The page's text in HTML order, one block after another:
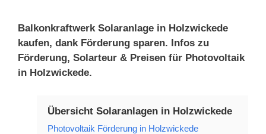
Balkonkraftwerk Solaranlage in Holzwickede
kaufen, dank Förderung sparen. Infos zu
Förderung, Solarteur & Preisen für Photovoltaik
in Holzwickede.
Übersicht Solaranlagen in Holzwickede
Photovoltaik Förderung in Holzwickede